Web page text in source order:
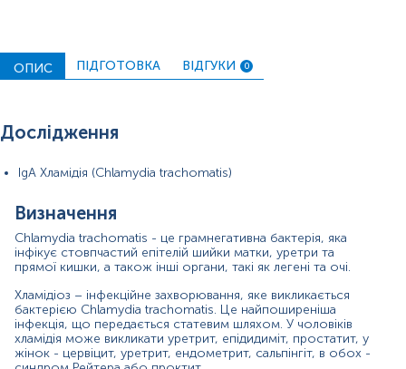
Більшість хламідійних інфекцій протікають
розвитку ускладнень, таких як ендометрит, сальпінгіт,
позаматкова вагітність або трубне безпліддя.
у жінок: аномальні виділення з піхви, відчуття
печіння під час сечовипускання, біль при
статевому акті, вагінальні кровотечі між
менструаціями та після статевого акту, болючість
в нижній частині живота;
у чоловіків: печіння під час сечовипускання,
виділення із статевого члена, біль або набряк
яєчок;
ОПИС ПІДГОТОВКА ВІДГУКИ 0
Дослідження
IgA Хламідія (Chlamydia trachomatis)
Визначення
Chlamydia trachomatis - це грамнегативна бактерія, яка
інфікує стовпчастий епітелій шийки матки, уретри та
прямої кишки, а також інші органи, такі як легені та очі.
Хламідіоз – інфекційне захворювання, яке викликається
бактерією Chlamydia trachomatis. Це найпоширеніша
інфекція, що передається статевим шляхом. У чоловіків
хламідія може викликати уретрит, епідидиміт, простатит, у
жінок - цервіцит, уретрит, ендометрит, сальпінгіт, в обох -